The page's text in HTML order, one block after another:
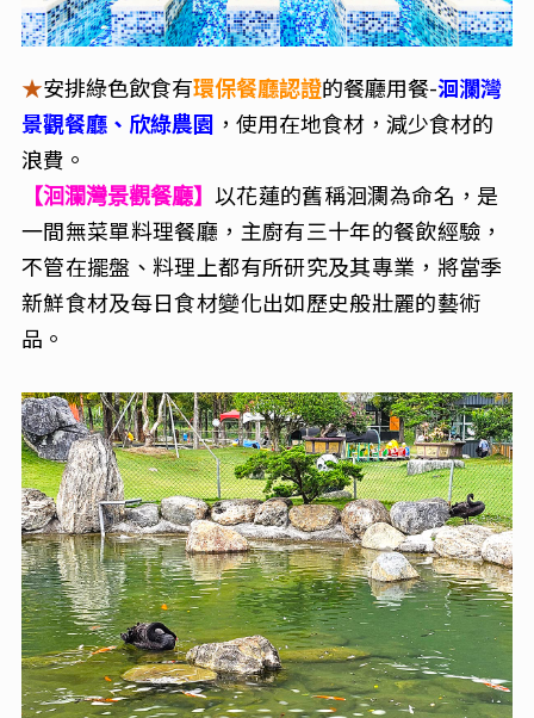
★安排綠色飲食有環保餐廳認證的餐廳用餐-洄瀾灣
景觀餐廳、欣綠農園 ，使用在地食材，減少食材的
浪費。
【洄瀾灣景觀餐廳】 以花蓮的舊稱洄瀾為命名，是
一間無菜單料理餐廳，主廚有三十年的餐飲經驗，
不管在擺盤、料理上都有所研究及其專業，將當季
新鮮食材及每日食材變化出如歷史般壯麗的藝術
品。